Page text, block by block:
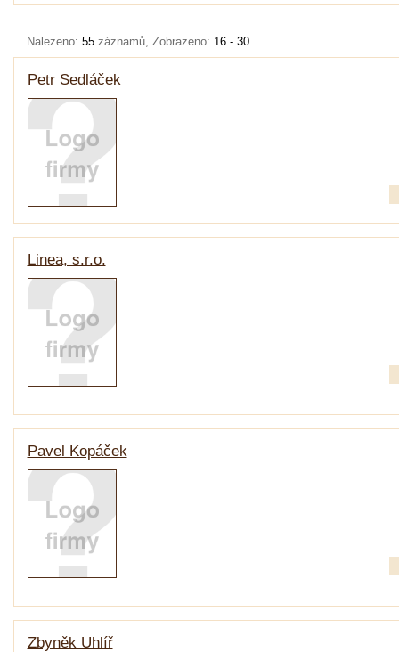
Nalezeno: 55 záznamů, Zobrazeno: 16 - 30
Petr Sedláček
Linea, s.r.o.
Pavel Kopáček
Zbyněk Uhlíř